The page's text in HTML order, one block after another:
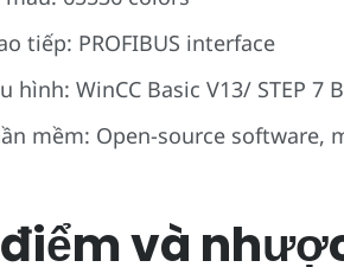
tiếp: PROFIBUS interface
hình: WinCC Basic V13/ STEP 7
mềm: Open-source software,
và